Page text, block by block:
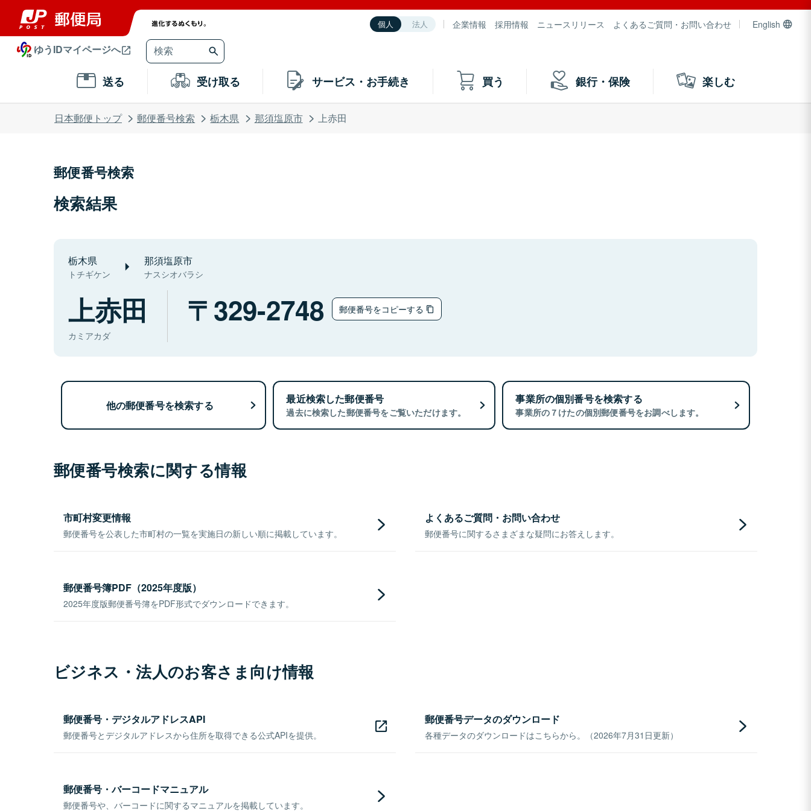
個人 法人 企業情報 採用情報 ニュースリリース よくあるご質問・お問い合わせ English
ゆうIDマイページへ
送る 受け取る サービス・お手続き 買う 銀行・保険 楽しむ
日本郵便トップ 郵便番号検索 栃木県 那須塩原市 上赤田
郵便番号検索
検索結果
栃木県
トチギケン
那須塩原市
ナスシオバラシ
上赤田
カミアカダ
329-2748 郵便番号をコピーする
他の郵便番号を検索する 最近検索した郵便番号
過去に検索した郵便番号をご覧いただけます。
事業所の個別番号を検索する
事業所の７けたの個別郵便番号をお調べします。
郵便番号検索に関する情報
市町村変更情報
郵便番号を公表した市町村の一覧を実施日の新しい順に掲載しています。
よくあるご質問・お問い合わせ
郵便番号に関するさまざまな疑問にお答えします。
郵便番号簿PDF（2025年度版）
2025年度版郵便番号簿をPDF形式でダウンロードできます。
ビジネス・法人のお客さま向け情報
郵便番号・デジタルアドレスAPI
郵便番号とデジタルアドレスから住所を取得できる公式APIを提供。
郵便番号データのダウンロード
各種データのダウンロードはこちらから。（2026年7月31日更新）
郵便番号・バーコードマニュアル
郵便番号や、バーコードに関するマニュアルを掲載しています。